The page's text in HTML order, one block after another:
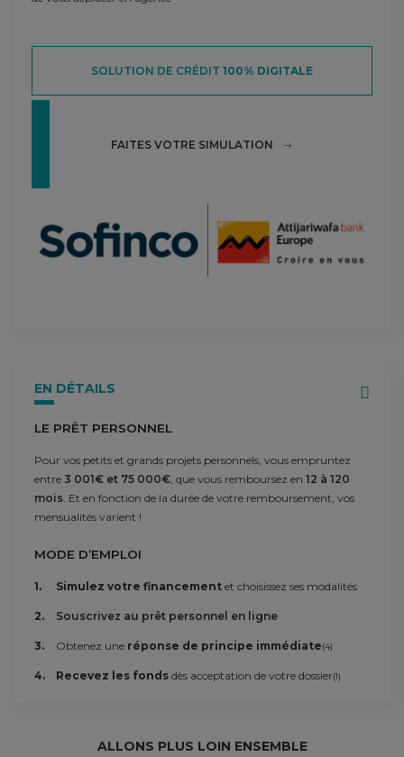
SOLUTION DE CRÉDIT 100% DIGITALE
FAITES VOTRE SIMULATION
EN DÉTAILS
LE PRÊT PERSONNEL
Pour vos petits et grands projets personnels, vous empruntez
entre 3 001€ et 75 000€, que vous remboursez en12 à 120
mois. Et en fonction de la durée de votre remboursement, vos
mensualités varient !
MODE D’EMPLOI
Simulez votre financementet choisissez ses modalités
Souscrivez au prêt personnel en ligne
Obtenez une réponse de principe immédiate(4)
Recevez les fonds dès acceptation de votre dossier(1)
ALLONS PLUS LOIN ENSEMBLE